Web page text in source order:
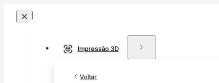
Impressão 3D
Voltar